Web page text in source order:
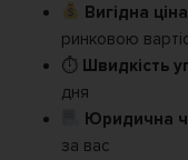
Вигідна ціна
ринковою
⏱ Швидкість
дня
Юридична
за вас